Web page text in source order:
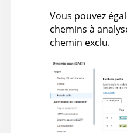
Vous pouvez
chemins à
chemin exclu.